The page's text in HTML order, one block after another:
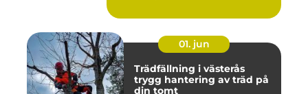
01. jun
Trädfällning i västerås
trygg hantering av träd på
din tomt